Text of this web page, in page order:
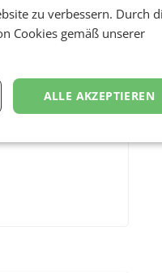
zu verbessern. Durch
Cookies gemäß unserer
ALLE AKZEPTIEREN